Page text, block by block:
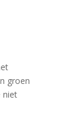
groen
niet